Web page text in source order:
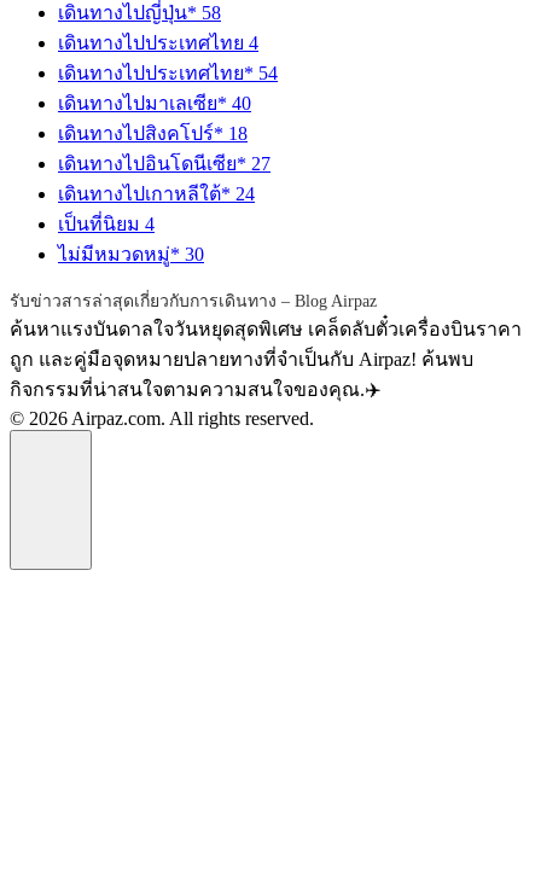
เดินทางไปญี่ปุ่น* 58
เดินทางไปประเทศไทย 4
เดินทางไปประเทศไทย* 54
เดินทางไปมาเลเซีย* 40
เดินทางไปสิงคโปร์* 18
เดินทางไปอินโดนีเซีย* 27
เดินทางไปเกาหลีใต้* 24
เป็นที่นิยม 4
ไม่มีหมวดหมู่* 30
รับข่าวสารล่าสุดเกี่ยวกับการเดินทาง – Blog Airpaz
ค้นหาแรงบันดาลใจวันหยุดสุดพิเศษ เคล็ดลับตั๋วเครื่องบินราคา
ถูก และคู่มือจุดหมายปลายทางที่จำเป็นกับ Airpaz! ค้นพบ
กิจกรรมที่น่าสนใจตามความสนใจของคุณ.✈️
© 2026 Airpaz.com. All rights reserved.